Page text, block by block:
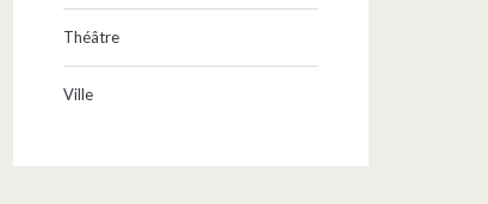
Théâtre
Ville